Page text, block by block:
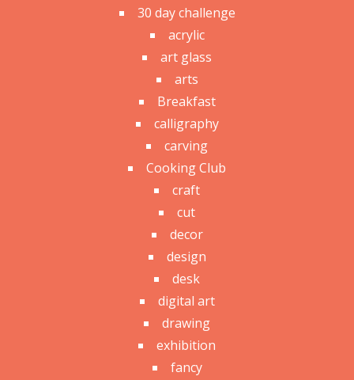
30 day challenge
acrylic
art glass
arts
Breakfast
calligraphy
carving
Cooking Club
craft
cut
decor
design
desk
digital art
drawing
exhibition
fancy